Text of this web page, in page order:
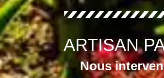
ARTISAN
Nous